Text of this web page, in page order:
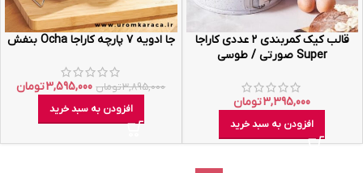
قالب کیک کمربندی ۲ عددی کاراجا
Super صورتی / طوسی
3,395,000تومان
افزودن به سبد خرید
جا ادویه ۷ پارچه کاراجا Ocha بنفش
3,895,000تومان 3,595,000تومان
افزودن به سبد خرید